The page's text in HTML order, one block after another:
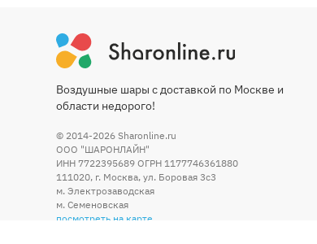
Воздушные шары с доставкой по Москве и
области недорого!
© 2014-2026 Sharonline.ru
ООО "ШАРОНЛАЙН"
ИНН 7722395689 ОГРН 1177746361880
111020, г. Москва, ул. Боровая 3c3
м. Электрозаводская
м. Семеновская
посмотреть на карте